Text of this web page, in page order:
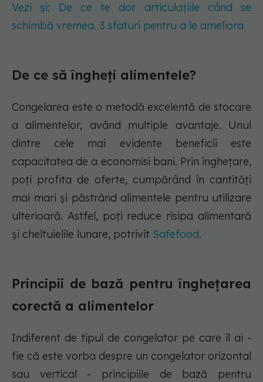
Vezi și: De ce te dor articulațiile când se
schimbă vremea. 3 sfaturi pentru a le ameliora
De ce să îngheți alimentele?
Congelarea este o metodă excelentă de stocare
a alimentelor, având multiple avantaje. Unul
dintre cele mai evidente beneficii este
capacitatea de a economisi bani. Prin înghețare,
poți profita de oferte, cumpărând în cantități
mai mari și păstrând alimentele pentru utilizare
ulterioară. Astfel, poți reduce risipa alimentară
și cheltuielile lunare, potrivit Safefood.
Principii de bază pentru înghețarea
corectă a alimentelor
Indiferent de tipul de congelator pe care îl ai -
fie că este vorba despre un congelator orizontal
sau vertical - principiile de bază pentru